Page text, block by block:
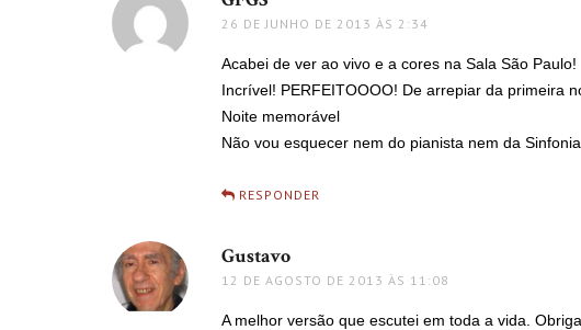
26 DE JUNHO DE 2013 ÀS 2:34
Acabei de ver ao vivo e a cores na Sala São Paulo!
Incrível! PERFEITOOOO! De arrepiar da primeira
Noite memorável
Não vou esquecer nem do pianista nem da
RESPONDER
Gustavo
12 DE AGOSTO DE 2013 ÀS 11:08
A melhor versão que escutei em toda a vida.